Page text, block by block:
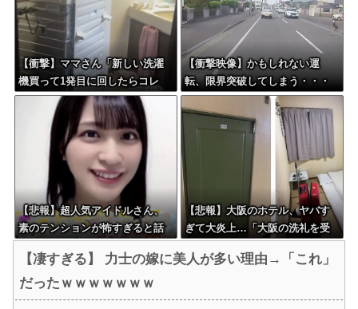
【衝撃】ママさん「新しい洗濯
機買って1発目に回したらコレ
w」
【衝撃映像】かもしれない運
転、限界突破してしまう・・・
【悲報】超人気アイドルさん、
素のテンションが怖すぎると話
【悲報】大阪のホテル、ヤバす
ぎて大炎上…「大阪の洗礼を受
【凄すぎる】 力士の嫁に美人が多い理由→「これ」
だったｗｗｗｗｗｗｗ